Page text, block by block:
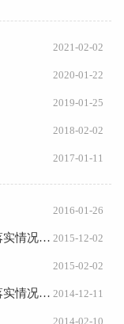
2021-02-02
2020-01-22
2019-01-25
2018-02-02
2017-01-11
2016-01-26
2015-12-02
况报告
2015-02-02
2014-12-11
况报告
2014-02-10